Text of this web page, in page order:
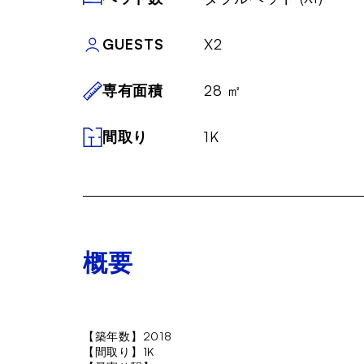
GUESTS X2
専有面積 28 ㎡
間取り 1K
概要
【築年数】2018
【間取り】1K